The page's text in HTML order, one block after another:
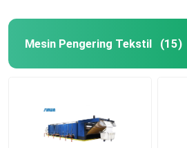
Mesin Pengering Tekstil (15)